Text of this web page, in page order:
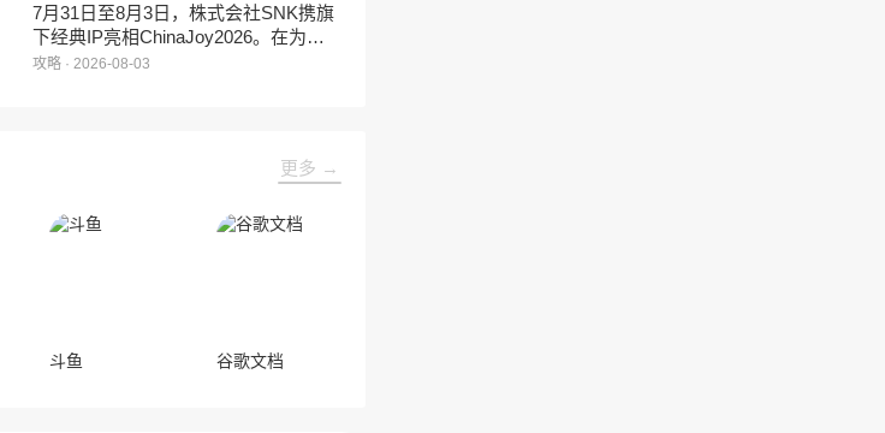
7月31日至8月3日，株式会社SNK携旗
下经典IP亮相ChinaJoy2026。在为玩
家打造沉浸式游戏体验的同时，现场举
之城》冠军，WBG | PWS | NaiWang
攻略 · 2026-08-03
更多 →
斗鱼 谷歌文档